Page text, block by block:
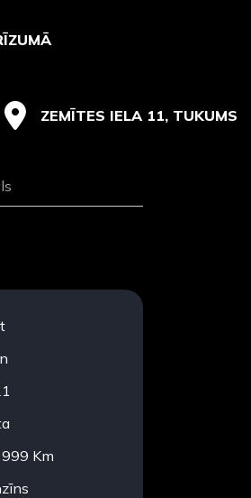
ZEMĪTES IELA 11, TUKUMS
Km